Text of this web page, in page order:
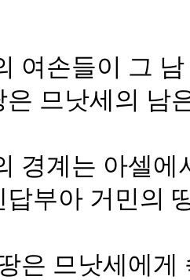
여손들이 그
은 므낫세의 남
경계는 아셀
부아 거민의
은 므낫세에